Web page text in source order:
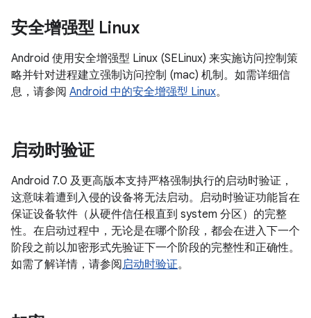
安全增强型 Linux
Android 使用安全增强型 Linux (SELinux) 来实施访问控制策
略并针对进程建立强制访问控制 (mac) 机制。如需详细信
息，请参阅 Android 中的安全增强型 Linux。
启动时验证
Android 7.0 及更高版本支持严格强制执行的启动时验证，
这意味着遭到入侵的设备将无法启动。启动时验证功能旨在
保证设备软件（从硬件信任根直到 system 分区）的完整
性。在启动过程中，无论是在哪个阶段，都会在进入下一个
阶段之前以加密形式先验证下一个阶段的完整性和正确性。
如需了解详情，请参阅启动时验证。